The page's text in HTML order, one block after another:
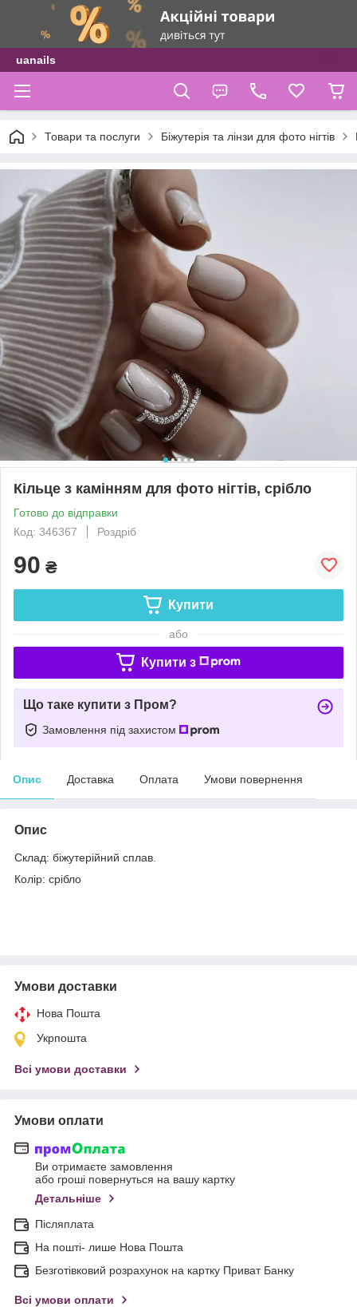
uanails
Товари та послуги Біжутерія та лінзи для фото нігтів
Кільце з камінням для фото нігтів, срібло
Готово до відправки
Код: 346367
Роздріб
90 ₴
Купити
або
Купити з
Що таке купити з Пром?
Замовлення під захистом
Опис Доставка Оплата Умови повернення
Опис
Склад: біжутерійний сплав.
Колір: срібло
Умови доставки
Нова Пошта
Укрпошта
Всі умови доставки
Умови оплати
Ви отримаєте замовлення
або гроші повернуться на вашу картку
Детальніше
Післяплата
На пошті- лише Нова Пошта
Безготівковий розрахунок на картку Приват Банку
Всі умови оплати